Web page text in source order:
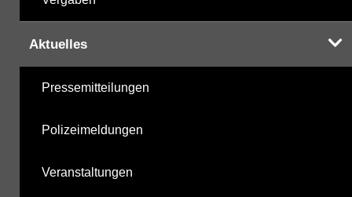
Aktuelles
Pressemitteilungen
Polizeimeldungen
Veranstaltungen